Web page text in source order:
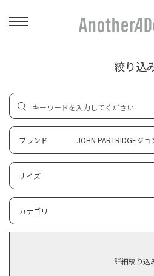
絞り込
ブランド JOHN PARTRIDGEジ
サイズ
カテゴリ
詳細絞り込